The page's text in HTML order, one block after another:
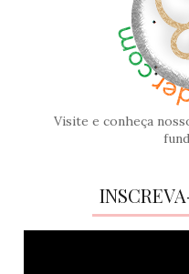
Visite e conheça